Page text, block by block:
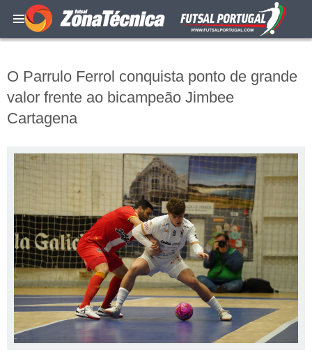
O Parrulo Ferrol conquista ponto de grande
valor frente ao bicampeão Jimbee
Cartagena